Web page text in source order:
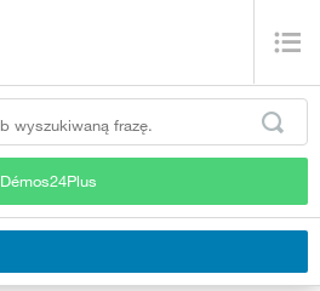
Démos24Plus